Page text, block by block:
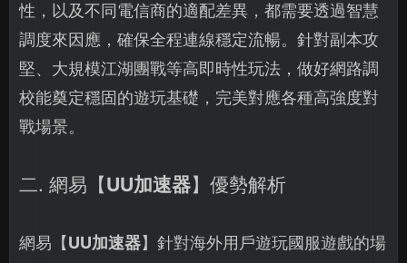
性，以及不同電信商的適配差異，都需要透過智慧
調度來因應，確保全程連線穩定流暢。針對副本攻
堅、大規模江湖團戰等高即時性玩法，做好網路調
校能奠定穩固的遊玩基礎，完美對應各種高強度對
戰場景。
二. 網易【UU加速器】優勢解析
網易【UU加速器】針對海外用戶遊玩國服遊戲的場